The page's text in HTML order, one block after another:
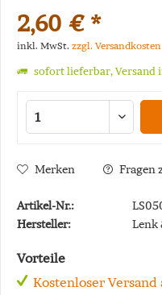
2,60 € *
inkl. MwSt. zzgl. Versandkosten
sofort lieferbar, Versand
Merken Fragen
Artikel-Nr.:
Hersteller:
Lenk
Vorteile
Kostenloser Versand